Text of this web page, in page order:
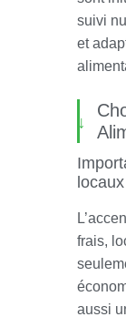
suivi
et
locaux
frais,
aussi